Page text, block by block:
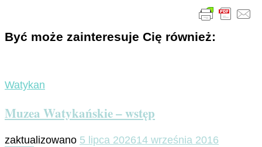
Być może zainteresuje Cię również:
Watykan
Muzea Watykańskie – wstęp
zaktualizowano 5 lipca 202614 września 2016